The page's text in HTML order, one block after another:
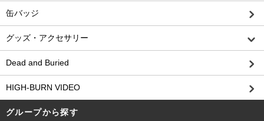
缶バッジ
グッズ・アクセサリー
Dead and Buried
HIGH-BURN VIDEO
グループから探す